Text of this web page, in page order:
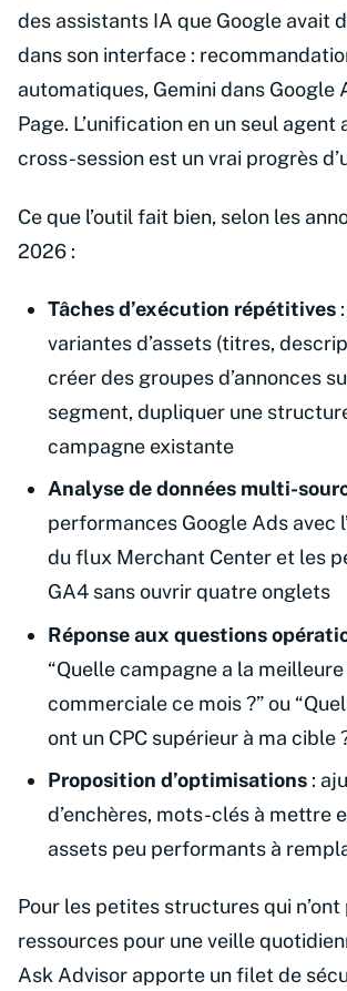
des assistants IA que Google avait
dans son interface :
automatiques, Gemini dans Google
Page. L’unification en un seul agent
cross-session est un vrai progrès
Ce que l’outil fait bien, selon les
2026 :
Tâches d’exécution répétitives
variantes d’assets (titres,
créer des groupes d’annonces
segment, dupliquer une
campagne existante
Analyse de données multi-
performances Google Ads avec
du flux Merchant Center et les
GA4 sans ouvrir quatre onglets
Réponse aux questions
“Quelle campagne a la
commerciale ce mois ?” ou
ont un CPC supérieur à ma cible
Proposition d’optimisations :
d’enchères, mots-clés à mettre
assets peu performants à
Pour les petites structures qui n’ont
ressources pour une veille
Ask Advisor apporte un filet de